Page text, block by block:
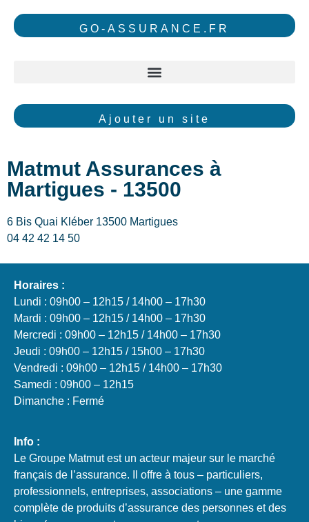
GO-ASSURANCE.FR
Ajouter un site
Matmut Assurances à
Martigues - 13500
6 Bis Quai Kléber 13500 Martigues
04 42 42 14 50
Horaires :
Lundi : 09h00 – 12h15 / 14h00 – 17h30
Mardi : 09h00 – 12h15 / 14h00 – 17h30
Mercredi : 09h00 – 12h15 / 14h00 – 17h30
Jeudi : 09h00 – 12h15 / 15h00 – 17h30
Vendredi : 09h00 – 12h15 / 14h00 – 17h30
Samedi : 09h00 – 12h15
Dimanche : Fermé
Info :
Le Groupe Matmut est un acteur majeur sur le marché
français de l’assurance. Il offre à tous – particuliers,
professionnels, entreprises, associations – une gamme
complète de produits d’assurance des personnes et des